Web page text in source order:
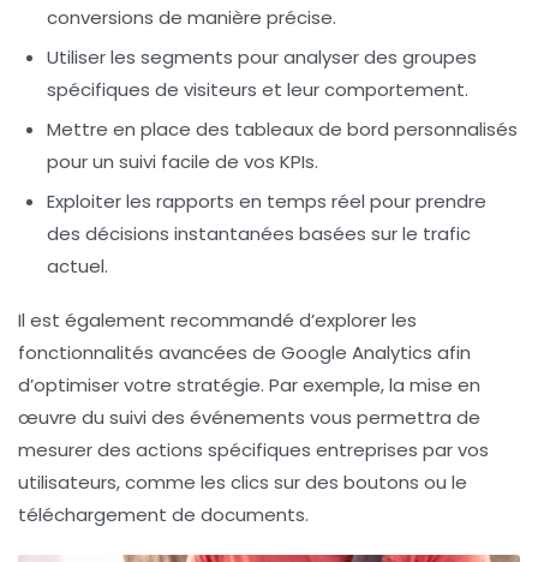
conversions de manière précise.
Utiliser les segments pour analyser des groupes
spécifiques de visiteurs et leur comportement.
Mettre en place des tableaux de bord personnalisés
pour un suivi facile de vos KPIs.
Exploiter les rapports en temps réel pour prendre
des décisions instantanées basées sur le trafic
actuel.
Il est également recommandé d’explorer les
fonctionnalités avancées de Google Analytics afin
d’optimiser votre stratégie. Par exemple, la mise en
œuvre du suivi des événements vous permettra de
mesurer des actions spécifiques entreprises par vos
utilisateurs, comme les clics sur des boutons ou le
téléchargement de documents.